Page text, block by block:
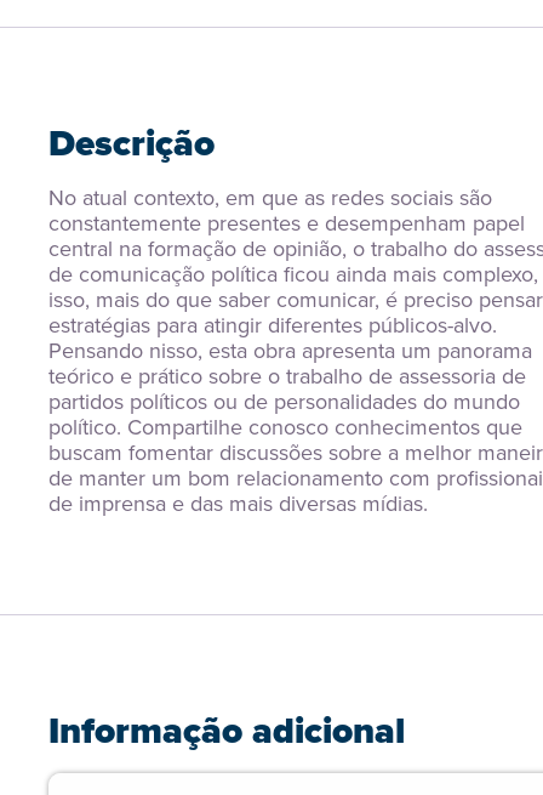
Descrição
No atual contexto, em que as redes sociais são
constantemente presentes e desempenham papel
central na formação de opinião, o trabalho do
de comunicação política ficou ainda mais
isso, mais do que saber comunicar, é preciso
estratégias para atingir diferentes públicos-alvo.
Pensando nisso, esta obra apresenta um panorama
teórico e prático sobre o trabalho de assessoria de
partidos políticos ou de personalidades do mundo
político. Compartilhe conosco conhecimentos que
buscam fomentar discussões sobre a melhor
de manter um bom relacionamento com
de imprensa e das mais diversas mídias.
Informação adicional